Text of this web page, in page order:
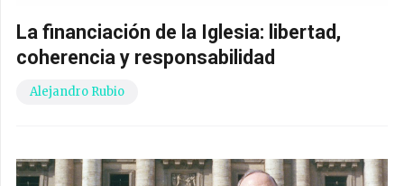
La financiación de la Iglesia: libertad,
coherencia y responsabilidad
Alejandro Rubio